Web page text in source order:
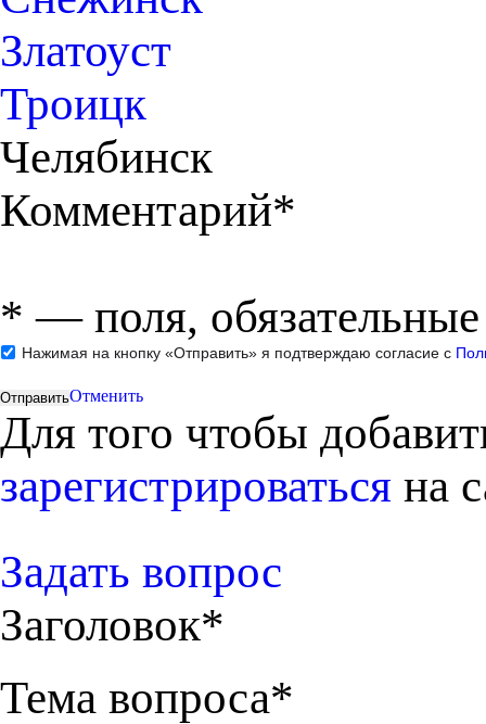
Златоуст
Троицк
Челябинск
Комментарий*
* — поля,
Нажимая на кнопку «Отправить» я подтверждаю согласие с
Отменить
Для того чтобы
зарегистрироваться на
Задать вопрос
Заголовок*
Тема вопроса*